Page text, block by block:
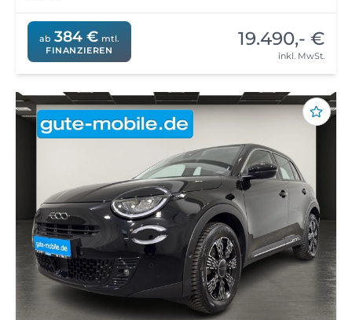
ab 384 € mtl.
FINANZIEREN
19.490,- €
inkl. MwSt.